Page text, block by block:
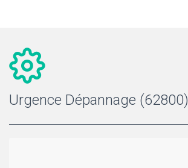
Urgence Dépannage (62800)